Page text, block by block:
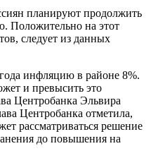
планируют продолжить
Положительно на этот
следует из данных
инфляцию в районе 8%.
и превысить это
Центробанка Эльвира
Центробанка отметила,
рассматриваться решение
до повышения на